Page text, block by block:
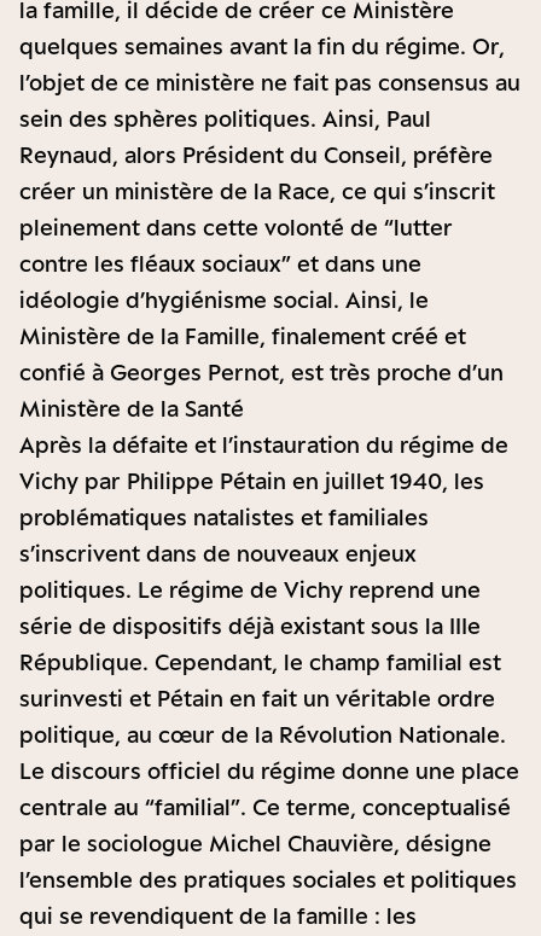
la famille, il décide de créer ce Ministère
quelques semaines avant la fin du régime. Or,
l’objet de ce ministère ne fait pas consensus au
sein des sphères politiques. Ainsi, Paul
Reynaud, alors Président du Conseil, préfère
créer un ministère de la Race, ce qui s’inscrit
pleinement dans cette volonté de “lutter
contre les fléaux sociaux” et dans une
idéologie d’hygiénisme social. Ainsi, le
Ministère de la Famille, finalement créé et
confié à Georges Pernot, est très proche d’un
Ministère de la Santé
Après la défaite et l’instauration du régime de
Vichy par Philippe Pétain en juillet 1940, les
problématiques natalistes et familiales
s’inscrivent dans de nouveaux enjeux
politiques. Le régime de Vichy reprend une
série de dispositifs déjà existant sous la IIIe
République. Cependant, le champ familial est
surinvesti et Pétain en fait un véritable ordre
politique, au cœur de la Révolution Nationale.
Le discours officiel du régime donne une place
centrale au “familial”. Ce terme, conceptualisé
par le sociologue Michel Chauvière, désigne
l’ensemble des pratiques sociales et politiques
qui se revendiquent de la famille : les